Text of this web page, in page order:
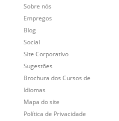
Sobre nós
Empregos
Blog
Social
Site Corporativo
Sugestões
Brochura dos Cursos de
Idiomas
Mapa do site
Política de Privacidade